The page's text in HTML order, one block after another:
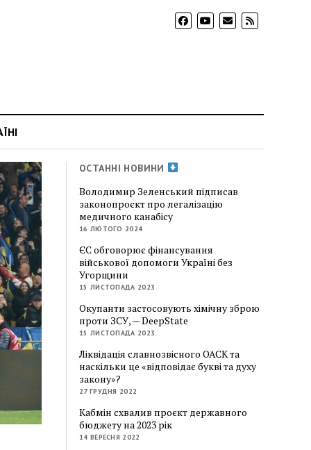
ОСТАННІ НОВИНИ
Володимир Зеленський підписав
законопроєкт про легалізацію
медичного канабісу
16 ЛЮТОГО 2024
ЄС обговорює фінансування
військової допомоги Україні без
Угорщини
15 ЛИСТОПАДА 2023
Окупанти застосовують хімічну зброю
проти ЗСУ, — DeepState
15 ЛИСТОПАДА 2023
Ліквідація славнозвісного ОАСК та
наскільки це «відповідає букві та духу
закону»?
27 ГРУДНЯ 2022
Кабмін схвалив проєкт державного
бюджету на 2023 рік
14 ВЕРЕСНЯ 2022